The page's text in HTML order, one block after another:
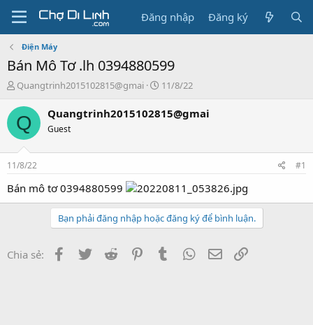
Đăng nhập Đăng ký
Điện Máy
Bán Mô Tơ .lh 0394880599
T
r
e
a
s
t
a
Quangtrinh2015102815@gmai
N
à
11/8/22
Q Quangtrinh2015102815@gmai
Guest
11/8/22 #1
Bán mô tơ 0394880599
Bạn phải đăng nhập hoặc đăng ký để bình luận.
Chia sẻ: Facebook
Twitter Reddit PinterestTumblr WhatsApp
Email